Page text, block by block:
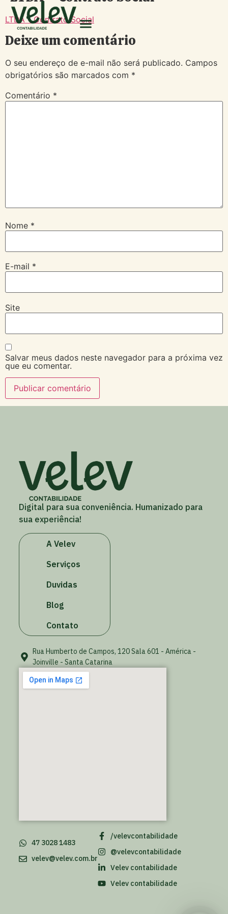
LTDA - Contrato Social
Deixe um comentário
O seu endereço de e-mail não será publicado. Campos
obrigatórios são marcados com *
Comentário *
Nome *
E-mail *
Site
Salvar meus dados neste navegador para a próxima vez
que eu comentar.
Digital para sua conveniência. Humanizado para
sua experiência!
A Velev
Serviços
Duvidas
Blog
Contato
Rua Humberto de Campos, 120 Sala 601 - América -
Joinville - Santa Catarina
/velevcontabilidade
@velevcontabilidade
Velev contabilidade
Velev contabilidade
47 3028 1483
velev@velev.com.br